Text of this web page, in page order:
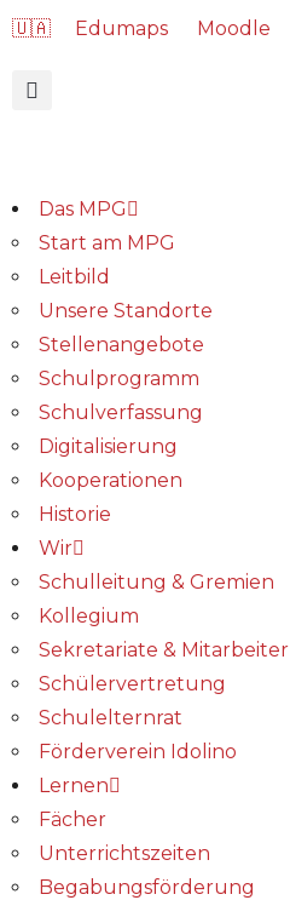
🇺🇦 Edumaps Moodle
Das MPG
Start am MPG
Leitbild
Unsere Standorte
Stellenangebote
Schulprogramm
Schulverfassung
Digitalisierung
Kooperationen
Historie
Wir
Schulleitung & Gremien
Kollegium
Sekretariate & Mitarbeiter
Schülervertretung
Schulelternrat
Förderverein Idolino
Lernen
Fächer
Unterrichtszeiten
Begabungs­förderung